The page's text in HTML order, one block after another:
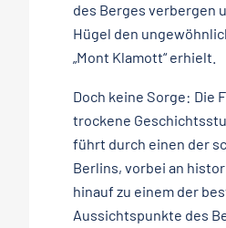
des Berges verbergen
Hügel den
„Mont Klamott“ erhielt.
Doch keine Sorge: Die
trockene
führt durch einen der
Berlins, vorbei an
hinauf zu einem der
Aussichtspunkte des